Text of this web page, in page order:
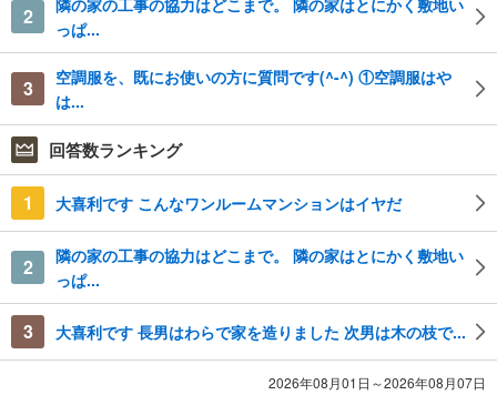
2
っぱ...
3
空調服を、既にお使いの方に質問です(^-^) ①空調服はや
は...
回答数ランキング
1 大喜利です こんなワンルームマンションはイヤだ
2
隣の家の工事の協力はどこまで。 隣の家はとにかく敷地い
っぱ...
3 大喜利です 長男はわらで家を造りました 次男は木の枝で...
2026年08月01日～2026年08月07日